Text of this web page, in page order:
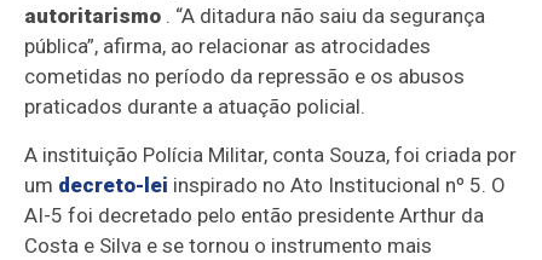
autoritarismo . “A ditadura não saiu da segurança
pública”, afirma, ao relacionar as atrocidades
cometidas no período da repressão e os abusos
praticados durante a atuação policial.
A instituição Polícia Militar, conta Souza, foi criada por
um decreto-lei inspirado no Ato Institucional nº 5. O
AI-5 foi decretado pelo então presidente Arthur da
Costa e Silva e se tornou o instrumento mais